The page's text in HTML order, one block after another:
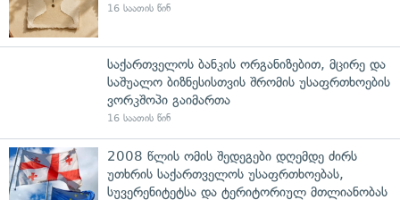
16 საათის წინ
საქართველოს ბანკის ორგანიზებით, მცირე და
საშუალო ბიზნესისთვის შრომის უსაფრთხოების
ვორკშოპი გაიმართა
16 საათის წინ
2008 წლის ომის შედეგები დღემდე ძირს
უთხრის საქართველოს უსაფრთხოებას,
სუვერენიტეტსა და ტერიტორიულ მთლიანობას